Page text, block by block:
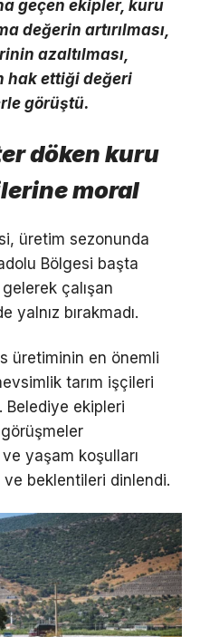
geçen ekipler, kuru
değerin artırılması,
azaltılması,
hak ettiği değeri
görüştü.
döken kuru
moral
üretim sezonunda
Bölgesi başta
çalışan
yalnız bırakmadı.
üretiminin en önemli
tarım işçileri
Belediye ekipleri
yaşam koşulları
ve beklentileri dinlendi.